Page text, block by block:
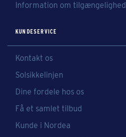
Information om tilgængelighed
KUNDESERVICE
Kontakt os
Solsikkelinjen
Dine fordele hos os
Få et samlet tilbud
Kunde i Nordea